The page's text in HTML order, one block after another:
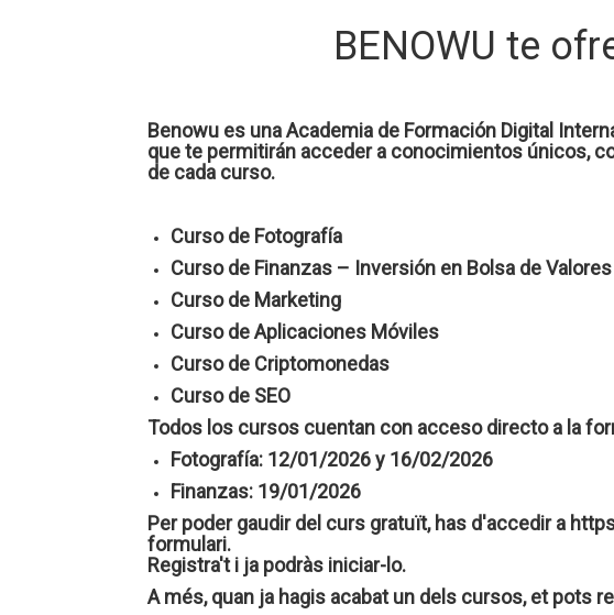
BENOWU te
Benowu es una Academia de Formación Digital
que te permitirán acceder a conocimientos únicos,
de cada curso.
Curso de Fotografía
Curso de Finanzas – Inversión en Bolsa de Valores
Curso de Marketing
Curso de Aplicaciones Móviles
Curso de Criptomonedas
Curso de SEO
Todos los cursos cuentan con acceso directo a la
Fotografía: 12/01/2026 y 16/02/2026
Finanzas: 19/01/2026
Per poder gaudir del curs gratuït, has d'accedir a
formulari.
Registra't i ja podràs iniciar-lo.
A més, quan ja hagis acabat un dels cursos, et pots